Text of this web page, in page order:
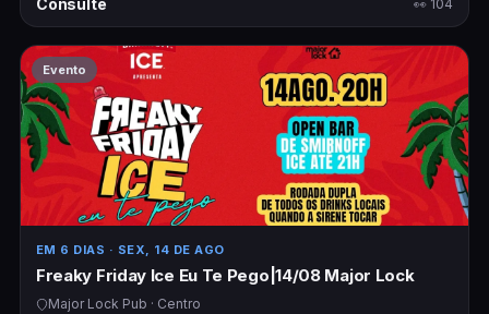
Consulte 👀 104
Evento
EM 6 DIAS · SEX, 14 DE AGO
Freaky Friday Ice Eu Te Pego|14/08 Major Lock
Major Lock Pub · Centro